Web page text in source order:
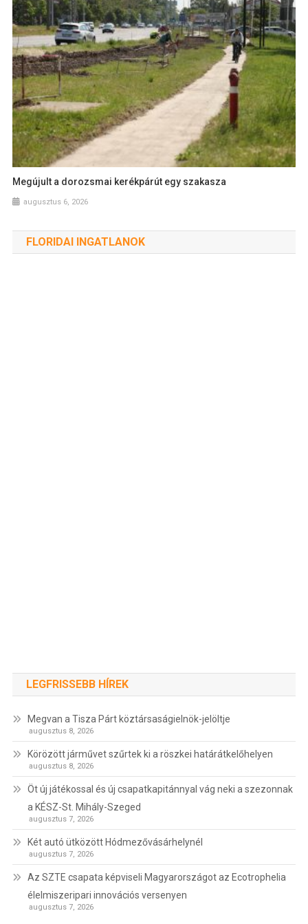
Megújult a dorozsmai kerékpárút egy szakasza
augusztus 6, 2026
FLORIDAI INGATLANOK
LEGFRISSEBB HÍREK
Megvan a Tisza Párt köztársaságielnök-jelöltje
augusztus 8, 2026
Körözött járművet szűrtek ki a röszkei határátkelőhelyen
augusztus 8, 2026
Öt új játékossal és új csapatkapitánnyal vág neki a szezonnak
a KÉSZ-St. Mihály-Szeged
augusztus 7, 2026
Két autó ütközött Hódmezővásárhelynél
augusztus 7, 2026
Az SZTE csapata képviseli Magyarországot az Ecotrophelia
élelmiszeripari innovációs versenyen
augusztus 7, 2026